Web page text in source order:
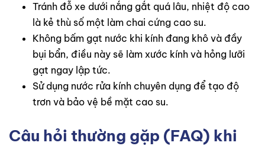
Tránh đỗ xe dưới nắng gắt quá lâu, nhiệt độ cao
là kẻ thù số một làm chai cứng cao su.
Không bấm gạt nước khi kính đang khô và đầy
bụi bẩn, điều này sẽ làm xước kính và hỏng lưỡi
gạt ngay lập tức.
Sử dụng nước rửa kính chuyên dụng để tạo độ
trơn và bảo vệ bề mặt cao su.
Câu hỏi thường gặp (FAQ) khi